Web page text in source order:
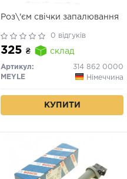
Роз\'єм свічки запалювання
0 відгуків
325 ₴ склад
Артикул:
314 862 0000
MEYLE
Німеччина
КУПИТИ